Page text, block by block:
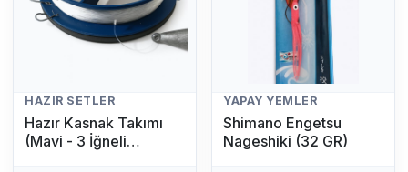
HAZIR SETLER
Hazır Kasnak Takımı
(Mavi - 3 İğneli
YAPAY YEMLER
Shimano Engetsu
Nageshiki (32 GR)